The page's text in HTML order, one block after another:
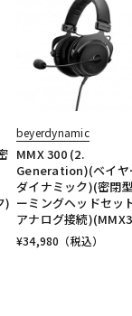
)
beyerdynamic
MMX 300 (2.
Generation)(ベイヤ
ダイナミック)(密閉
ーミングヘッドセッ
アナログ接続
¥34,980 （税込）